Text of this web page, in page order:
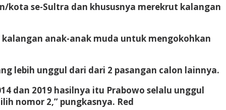
kota se-Sultra dan khususnya merekrut kalangan
anak-anak muda untuk mengokohkan
lebih unggul dari dari 2 pasangan calon lainnya.
dan 2019 hasilnya itu Prabowo selalu unggul
nomor 2,” pungkasnya. Red